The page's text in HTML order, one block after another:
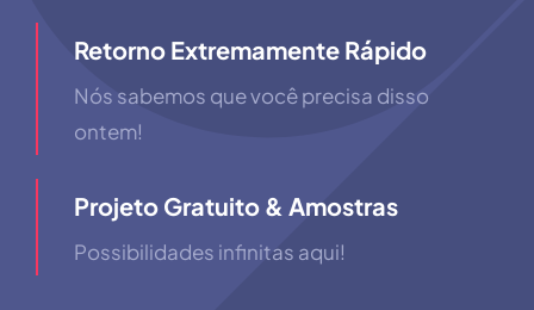
Retorno Extremamente Rápido
Nós sabemos que você precisa disso
ontem!
Projeto Gratuito & Amostras
Possibilidades infinitas aqui!